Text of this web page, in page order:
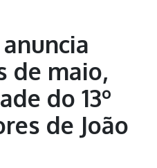
de maio,
do 13º
de João